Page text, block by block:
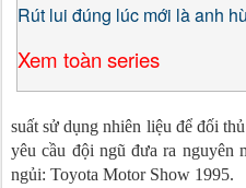
Rút lui đúng lúc mới là anh
Xem toàn series
suất sử dụng nhiên liệu để đối
yêu cầu đội ngũ đưa ra nguyên
ngủi: Toyota Motor Show 1995.